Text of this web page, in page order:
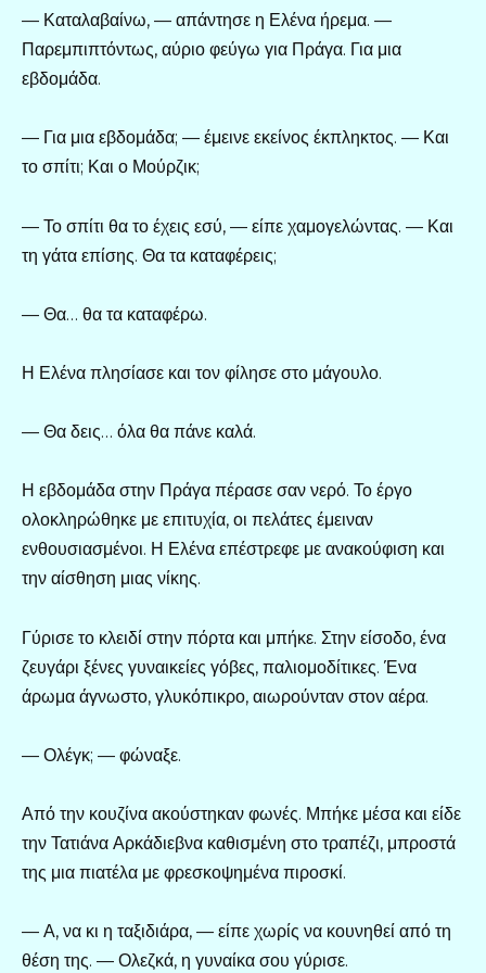
— Καταλαβαίνω, — απάντησε η Ελένα ήρεμα. —
Παρεμπιπτόντως, αύριο φεύγω για Πράγα. Για μια
εβδομάδα.
— Για μια εβδομάδα; — έμεινε εκείνος έκπληκτος. — Και
το σπίτι; Και ο Μούρζικ;
— Το σπίτι θα το έχεις εσύ, — είπε χαμογελώντας. — Και
τη γάτα επίσης. Θα τα καταφέρεις;
— Θα… θα τα καταφέρω.
Η Ελένα πλησίασε και τον φίλησε στο μάγουλο.
— Θα δεις… όλα θα πάνε καλά.
Η εβδομάδα στην Πράγα πέρασε σαν νερό. Το έργο
ολοκληρώθηκε με επιτυχία, οι πελάτες έμειναν
ενθουσιασμένοι. Η Ελένα επέστρεφε με ανακούφιση και
την αίσθηση μιας νίκης.
Γύρισε το κλειδί στην πόρτα και μπήκε. Στην είσοδο, ένα
ζευγάρι ξένες γυναικείες γόβες, παλιομοδίτικες. Ένα
άρωμα άγνωστο, γλυκόπικρο, αιωρούνταν στον αέρα.
— Ολέγκ; — φώναξε.
Από την κουζίνα ακούστηκαν φωνές. Μπήκε μέσα και είδε
την Τατιάνα Αρκάδιεβνα καθισμένη στο τραπέζι, μπροστά
της μια πιατέλα με φρεσκοψημένα πιροσκί.
— Α, να κι η ταξιδιάρα, — είπε χωρίς να κουνηθεί από τη
θέση της. — Ολεζκά, η γυναίκα σου γύρισε.